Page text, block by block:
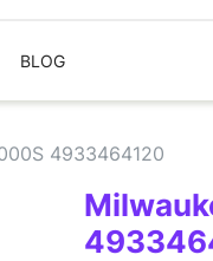
BLOG
4933464120